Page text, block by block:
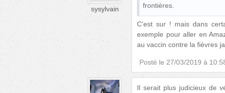
sysylvain
frontières.
C'est sur ! mais dans
exemple pour aller en
au vaccin contre la fièvres
Posté le 27/03/2019 à
Il serait plus judicieux de